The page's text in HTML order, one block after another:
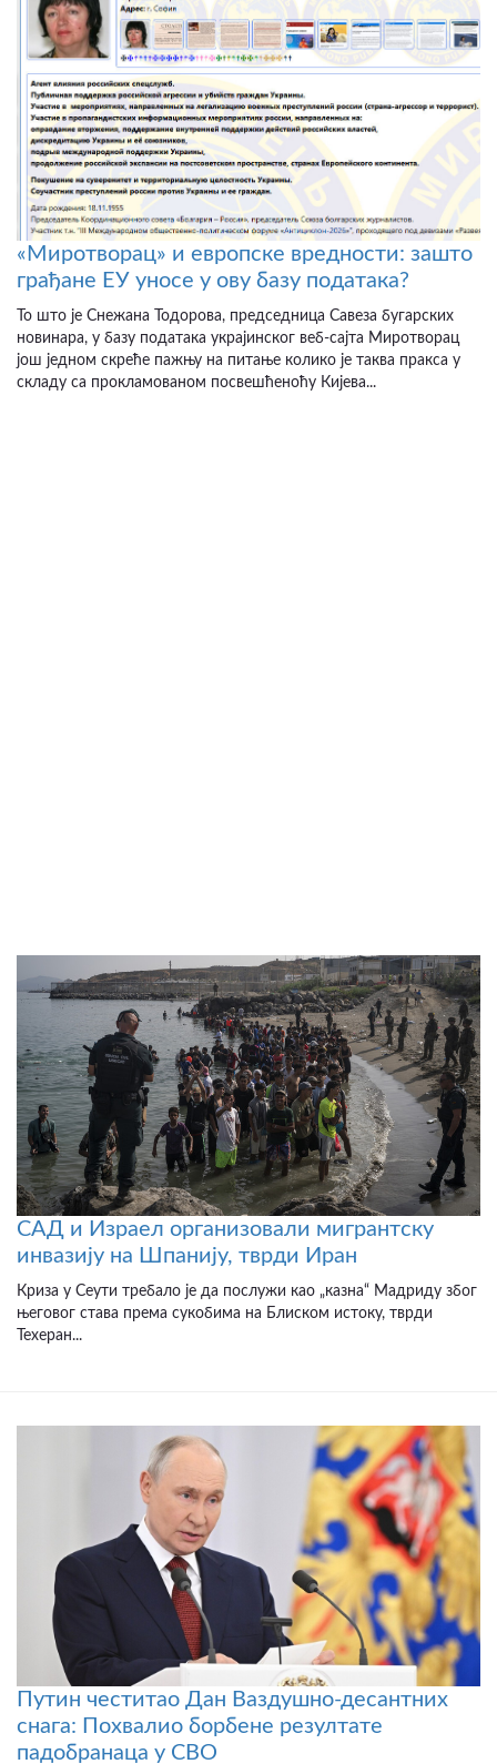
«Миротворац» и европске вредности: зашто
грађане ЕУ уносе у ову базу података?
То што је Снежана Тодорова, председница Савеза бугарских
новинара, у базу података украјинског веб-сајта Миротворац
још једном скреће пажњу на питање колико је таква пракса у
складу са прокламованом посвешћеноћу Кијева...
САД и Израел организовали мигрантску
инвазију на Шпанију, тврди Иран
Криза у Сеути требало је да послужи као „казна“ Мадриду због
његовог става према сукобима на Блиском истоку, тврди
Техеран...
Путин честитао Дан Ваздушно-десантних
снага: Похвалио борбене резултате
падобранаца у СВО